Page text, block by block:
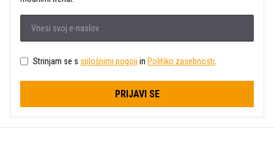
Strinjam se s splošnimi pogoji in Politiko zasebnosti
PRIJAVI SE